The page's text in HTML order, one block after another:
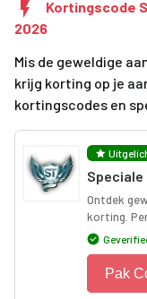
Kortingscode
2026
Mis de geweldige
krijg korting op je
kortingscodes en
Speciale
Ontdek
korting.
Pak